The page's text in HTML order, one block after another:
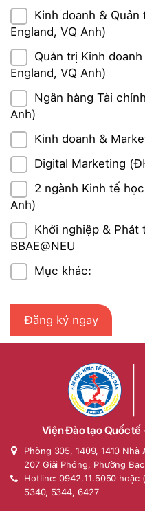
Kinh doanh &
England, VQ Anh)
Quản trị Kinh
England, VQ Anh)
Ngân hàng Tài
Anh)
Kinh doanh &
Digital Marketing
2 ngành Kinh tế
Anh)
Khởi nghiệp & Phát
BBAE@NEU
Mục khác:
Viện Đào tạo Quốc tế
Phòng 305, 1409, 1410
207 Giải Phóng, Phường
Hotline: 0942.11.5050 hoặc
5340, 5344, 6427